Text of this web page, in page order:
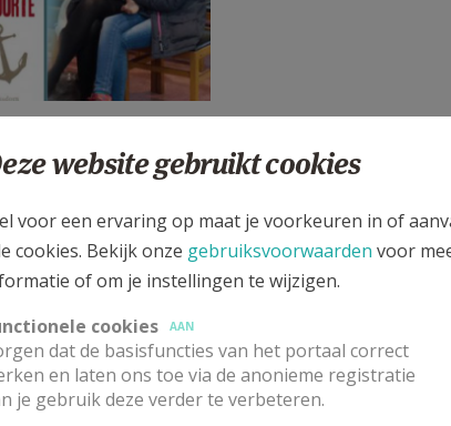
Digitaal aanbod - Op
De kandidaat vormelingen
thema's: sacramenten
website gebruikt cookies
voor een ervaring op maat je voorkeuren in of
cookies. Bekijk onze gebruiksvoorwaarden voor
of om je instellingen te wijzigen.
cookies
AAN
dat de basisfuncties van het portaal correct
en laten ons toe via de anonieme registratie
je gebruik deze verder te verbeteren.